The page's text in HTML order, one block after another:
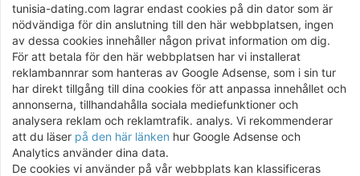
tunisia-dating.com lagrar endast cookies på din dator som är
nödvändiga för din anslutning till den här webbplatsen, ingen
av dessa cookies innehåller någon privat information om dig.
För att betala för den här webbplatsen har vi installerat
reklambannrar som hanteras av Google Adsense, som i sin tur
har direkt tillgång till dina cookies för att anpassa innehållet och
annonserna, tillhandahålla sociala mediefunktioner och
analysera reklam och reklamtrafik. analys. Vi rekommenderar
att du läser på den här länken hur Google Adsense och
Analytics använder dina data.
De cookies vi använder på vår webbplats kan klassificeras